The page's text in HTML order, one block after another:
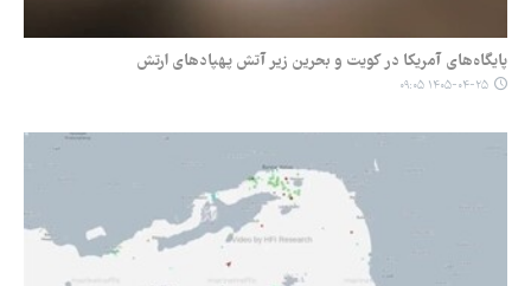
پایگاه‌های آمریکا در کویت و بحرین زیر آتش پهپادهای ارتش
۱۴۰۵-۰۴-۲۵ ۰۹:۰۵